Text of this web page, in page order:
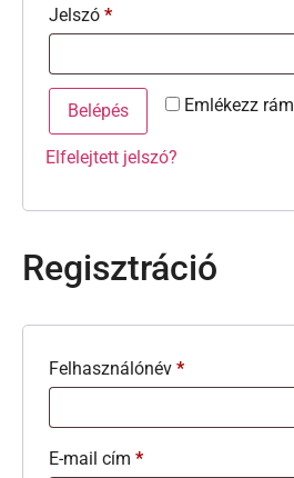
Jelszó *
Emlékezz rám
Belépés
Elfelejtett jelszó?
Regisztráció
Felhasználónév *
E-mail cím *